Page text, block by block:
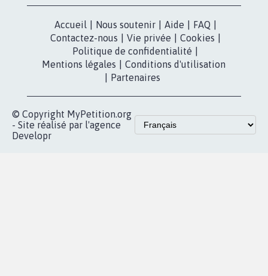
Accueil Nous soutenir Aide FAQ
Contactez-nous
Vie privée Cookies
Politique de confidentialité
Mentions légales
Conditions d'utilisation
Partenaires
© Copyright MyPetition.org
- Site réalisé par l'agence
Developr